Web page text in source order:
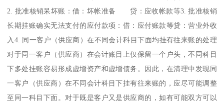
2. 批准核销呆坏账：借：坏帐准备 贷：应收帐款等3. 批准核销
长期挂账确实无法支付的应付款项：借：应付账款等贷：营业外收
入4. 同一客户（供应商）在不同会计科目下面均挂有往来账的处理
对于同一客户（供应商）在会计账目上仅保留一个户头，不同科目
下多处挂账容易形成虚增资产和虚增债务。因此，在清理中发现同
一客户（供应商）在不同会计科目下挂有往来账的，应尽可能调整
至同一科目下面。对于既是客户又是供应商的，如有可能双方可以